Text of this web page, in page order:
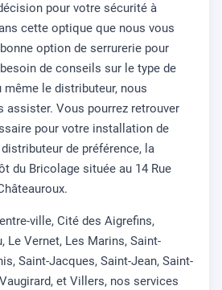
pour votre sécurité à
cette optique que nous vous
option de serrurerie pour
de conseils sur le type de
même le distributeur, nous
assister. Vous pourrez retrouver
pour votre installation de
de préférence, la
du Bricolage située au 14 Rue
ville, Cité des Aigrefins,
Le Vernet, Les Marins, Saint-
Saint-Jacques, Saint-Jean, Saint-
et Villers, nos services